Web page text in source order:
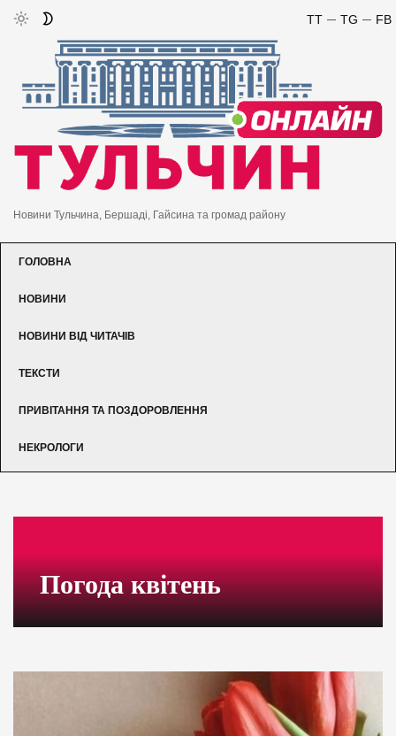
FB
TG
TT
Новини Тульчина, Бершаді, Гайсина та громад району
ГОЛОВНА
НОВИНИ
НОВИНИ ВІД ЧИТАЧІВ
ТЕКСТИ
ПРИВІТАННЯ ТА ПОЗДОРОВЛЕННЯ
НЕКРОЛОГИ
Погода квітень